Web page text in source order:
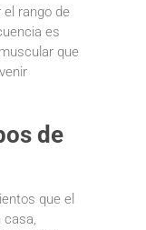
rango de
es
que
de
que el
casa,